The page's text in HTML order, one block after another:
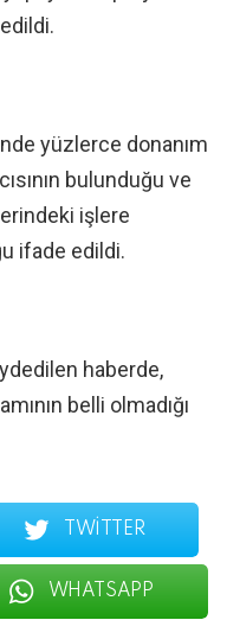
yüzlerce donanım
bulunduğu ve
işlere
ifade edildi.
haberde,
belli olmadığı
TWITTER
WHATSAPP